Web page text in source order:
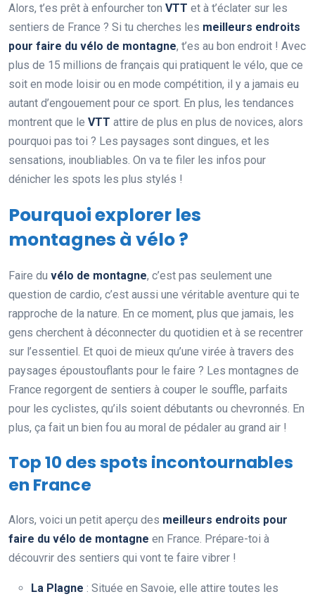
Alors, t’es prêt à enfourcher ton VTT et à t’éclater sur les
sentiers de France ? Si tu cherches les meilleurs endroits
pour faire du vélo de montagne, t’es au bon endroit ! Avec
plus de 15 millions de français qui pratiquent le vélo, que ce
soit en mode loisir ou en mode compétition, il y a jamais eu
autant d’engouement pour ce sport. En plus, les tendances
montrent que le VTT attire de plus en plus de novices, alors
pourquoi pas toi ? Les paysages sont dingues, et les
sensations, inoubliables. On va te filer les infos pour
dénicher les spots les plus stylés !
Pourquoi explorer les
montagnes à vélo ?
Faire du vélo de montagne, c’est pas seulement une
question de cardio, c’est aussi une véritable aventure qui te
rapproche de la nature. En ce moment, plus que jamais, les
gens cherchent à déconnecter du quotidien et à se recentrer
sur l’essentiel. Et quoi de mieux qu’une virée à travers des
paysages époustouflants pour le faire ? Les montagnes de
France regorgent de sentiers à couper le souffle, parfaits
pour les cyclistes, qu’ils soient débutants ou chevronnés. En
plus, ça fait un bien fou au moral de pédaler au grand air !
Top 10 des spots incontournables
en France
Alors, voici un petit aperçu des meilleurs endroits pour
faire du vélo de montagne en France. Prépare-toi à
découvrir des sentiers qui vont te faire vibrer !
La Plagne : Située en Savoie, elle attire toutes les